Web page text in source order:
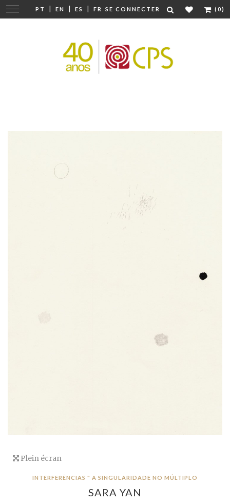
PT | EN | ES | FR SE CONNECTER (0)
Modifier
la
Plein écran
INTERFERÊNCIAS " A SINGULARIDADE NO MÚLTIPLO
SARA YAN